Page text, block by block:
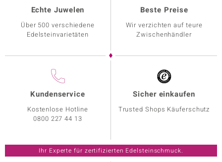
Echte Juwelen
Über 500 verschiedene
Edelsteinvarietäten
Beste Preise
Wir verzichten auf teure
Zwischenhändler
Kundenservice
Kostenlose Hotline
0800 227 44 13
Sicher einkaufen
Trusted Shops Käuferschutz
Ihr Experte für zertifizierten Edelsteinschmuck.